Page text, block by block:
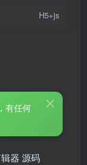
H5+js
有任何
器 源码